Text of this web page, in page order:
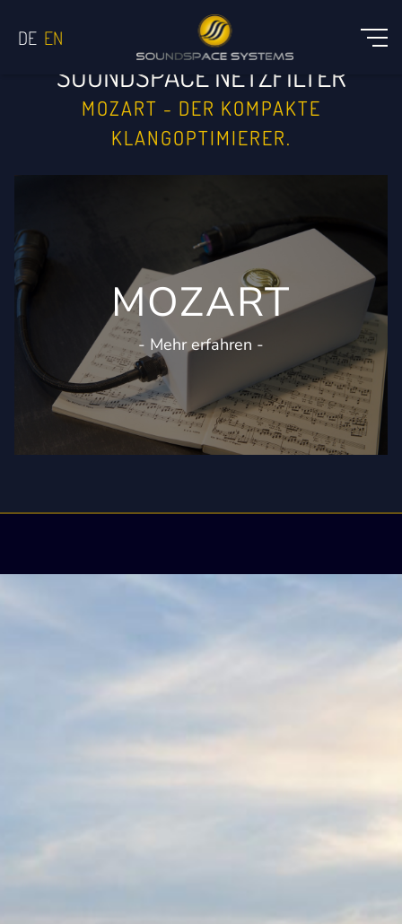
SOUNDSPACE NETZFILTER
MOZART - DER KOMPAKTE
KLANGOPTIMIERER.
MOZART
- Mehr erfahren -
KABEL
KLANGQUALITÄT
AMADEUS